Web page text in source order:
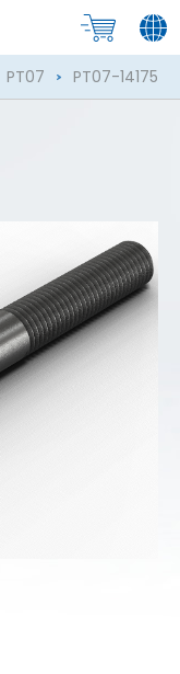
PT07 PT07-14175